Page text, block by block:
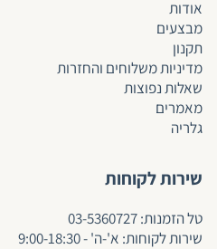
אודות
מבצעים
תקנון
מדיניות משלוחים והחזרות
שאלות נפוצות
מאמרים
גלריה
שירות לקוחות
טל הזמנות:03-5360727
שירות לקוחות: א'-ה' - 9:00-18:30